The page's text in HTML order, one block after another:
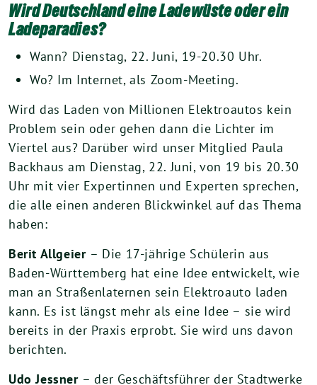
Wird Deutschland eine Ladewüste oder ein
Ladeparadies?
Wann? Dienstag, 22. Juni, 19-20.30 Uhr.
Wo? Im Internet, als Zoom-Meeting.
Wird das Laden von Millionen Elektroautos kein
Problem sein oder gehen dann die Lichter im
Viertel aus? Darüber wird unser Mitglied Paula
Backhaus am Dienstag, 22. Juni, von 19 bis 20.30
Uhr mit vier Expertinnen und Experten sprechen,
die alle einen anderen Blickwinkel auf das Thema
haben:
Berit Allgeier – Die 17-jährige Schülerin aus
Baden-Württemberg hat eine Idee entwickelt, wie
man an Straßenlaternen sein Elektroauto laden
kann. Es ist längst mehr als eine Idee – sie wird
bereits in der Praxis erprobt. Sie wird uns davon
berichten.
Udo Jessner – der Geschäftsführer der Stadtwerke